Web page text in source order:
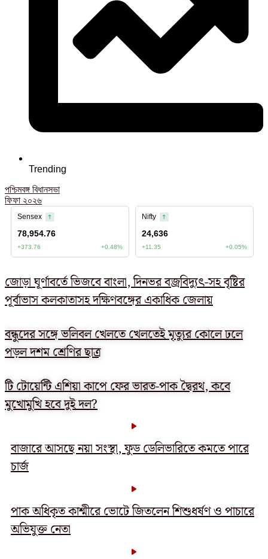
Trending
পশ্চিমবঙ্গ বিধানসভা
ফিফা ২০২৬
জোড়া ঘূর্ণাবর্তে ভিজবে বাংলা, দিনভর বজ্রবিদ্যুৎ-সহ বৃষ্টির
পূর্বাভাস কলকাতাসহ দক্ষিণবঙ্গের একাধিক জেলায়
বন্ধুদের সঙ্গে ভলিবল খেলতে খেলতেই মৃত্যুর কোলে ঢলে
পড়ল দশম শ্রেণির ছাত্র
টি টোয়েন্টি এশিয়া কাপে ফের ভারত-পাক দ্বৈরথ, কবে
মুখোমুখি হবে দুই দল?
বাজারে আসছে নয়া সংস্থা, ফুড ডেলিভারিতে কমতে পারে
চার্জ
পাক অধিকৃত কাশ্মীরে ভোটে জিতলেন শিশুধর্ষণ ও পাচারে
অভিযুক্ত নেতা